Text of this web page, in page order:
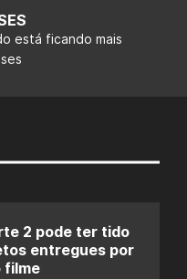
está ficando mais
2 pode ter tido
entregues por
filme